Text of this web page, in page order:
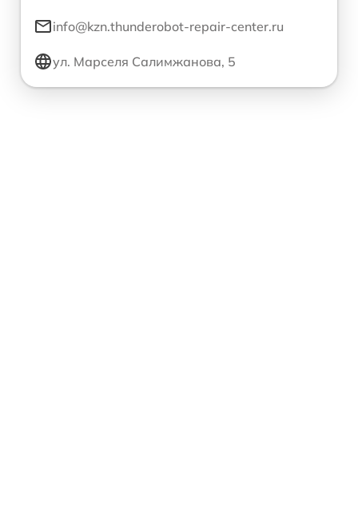
info@kzn.thunderobot-repair-center.ru
ул. Марселя Салимжанова, 5